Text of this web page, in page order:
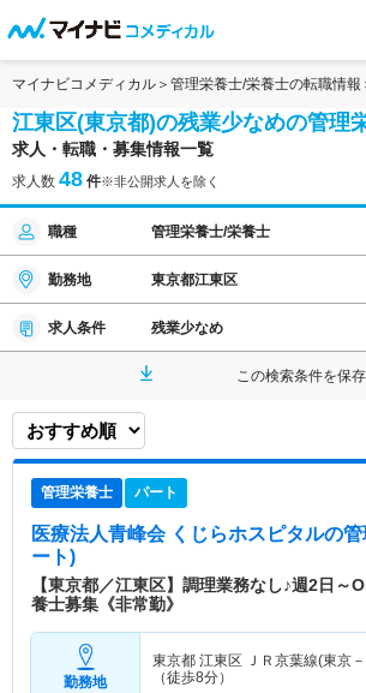
マイナビコメディカル 管理栄養士/栄養士の転職情報
江東区(東京都)の残業少なめの管理
求人・転職・募集情報一覧
求人数 48 件※非公開求人を除く
職種 管理栄養士/栄養士
勤務地 東京都江東区
求人条件 残業少なめ
この検索条件を保
管理栄養士 パート
医療法人青峰会 くじらホスピタルの
ート)
【東京都／江東区】調理業務なし♪週2日～
養士募集《非常勤》
勤務地
東京都 江東区 ＪＲ京葉線(東京
（徒歩8分）